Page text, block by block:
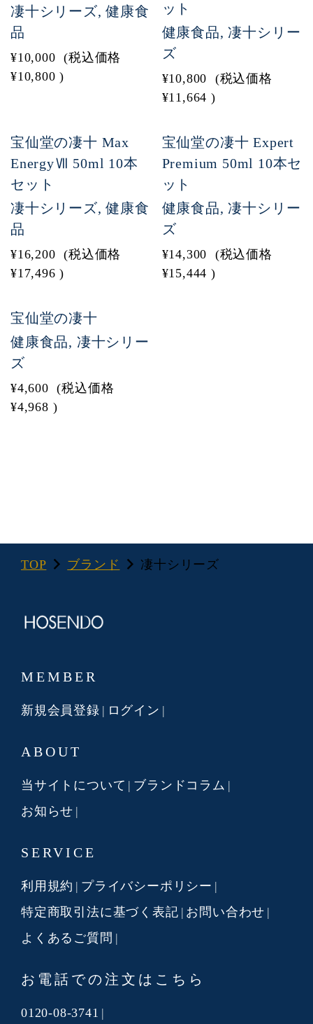
凄十シリーズ, 健康食
品
¥10,000 (税込価格
¥10,800 )
ット
健康食品, 凄十シリー
ズ
¥10,800
(税込価格
¥11,664 )
宝仙堂の凄十 Max
EnergyⅦ 50ml 10本
セット
凄十シリーズ, 健康食
品
¥16,200 (税込価格
¥17,496 )
宝仙堂の凄十 Expert
Premium 50ml 10本セ
ット
健康食品, 凄十シリー
ズ
¥14,300
(税込価格
¥15,444 )
宝仙堂の凄十
健康食品, 凄十シリー
ズ
¥4,600 (税込価格
¥4,968 )
TOP ブランド 凄十シリーズ
MEMBER
新規会員登録 ログイン
ABOUT
当サイトについて
ブランドコラム
お知らせ
SERVICE
利用規約
プライバシーポリシー
特定商取引法に基づく表記 お問い合わせ
よくあるご質問
お電話での注文はこちら
0120-08-3741